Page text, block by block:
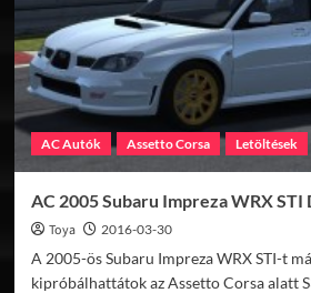
AC Autók Assetto Corsa Letöltések
AC 2005 Subaru Impreza WRX
Toya 2016-03-30
A 2005-ös Subaru Impreza WRX STI-t
kipróbálhattátok az Assetto Corsa alatt